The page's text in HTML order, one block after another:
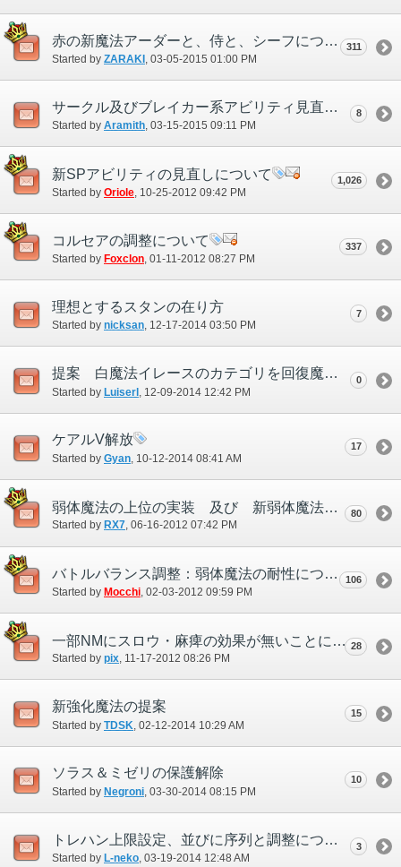
赤の新魔法アーダーと、侍と、シーフについて。
Started by ZARAKI ‎, 03-05-2015 01:00 PM
311
サークル及びブレイカー系アビリティ見直しの提案ついて
Started by Aramith‎, 03-15-2015 09:11 PM
8
新SPアビリティの見直しについて
Started by Oriole ‎, 10-25-2012 09:42 PM
1,026
コルセアの調整について
Started by Foxclon‎, 01-11-2012 08:27 PM
337
理想とするスタンの在り方
Started by nicksan‎, 12-17-2014 03:50 PM
7
提案 白魔法イレースのカテゴリを回復魔法に
Started by Luiserl ‎, 12-09-2014 12:42 PM
0
ケアルV解放
Started by Gyan‎, 10-12-2014 08:41 AM
17
弱体魔法の上位の実装 及び 新弱体魔法を追加してほしい
Started by RX7‎, 06-16-2012 07:42 PM
80
バトルバランス調整：弱体魔法の耐性について
Started by Mocchi ‎, 02-03-2012 09:59 PM
106
一部NMにスロウ・麻痺の効果が無いことについて。
Started by pix‎, 11-17-2012 08:26 PM
28
新強化魔法の提案
Started by TDSK ‎, 02-12-2014 10:29 AM
15
ソラス＆ミゼリの保護解除
Started by Negroni‎, 03-30-2014 08:15 PM
10
トレハン上限設定、並びに序列と調整について
Started by L-neko‎, 03-19-2014 12:48 AM
3